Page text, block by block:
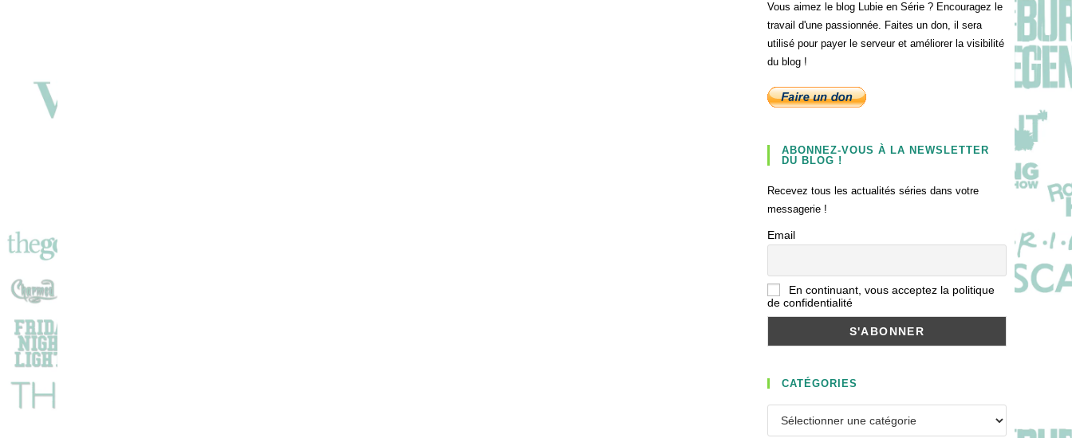
Vous aimez le blog Lubie en Série ? Encouragez le
travail d'une passionnée. Faites un don, il sera
utilisé pour payer le serveur et améliorer la visibilité
du blog !
ABONNEZ-VOUS À LA NEWSLETTER
DU BLOG !
Recevez tous les actualités séries dans votre
messagerie !
Email
En continuant, vous acceptez la politique
de confidentialité
CATÉGORIES